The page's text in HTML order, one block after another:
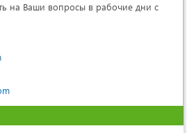
на Ваши вопросы в рабочие дни с